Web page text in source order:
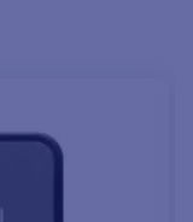
de batería
bajas.